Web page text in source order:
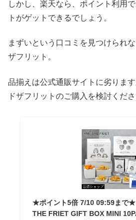
しかし、楽天なら、ポイント利用
トがゲットできるでしょう。
まずいという口コミを見つけられ
ザフリット。
品揃えは公式通販サイトに劣りま
ドザフリットのご購入を検討くださ
★ポイント5倍 7/10 09:59まで★
THE FRIET GIFT BOX MINI